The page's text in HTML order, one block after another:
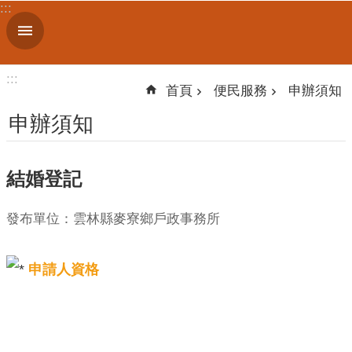
跳到主要內容區塊
進
階
關
介
民
:::
:::
首頁 便民服務 申辦須知
申辦須知
結婚登記
發布單位：雲林縣麥寮鄉戶政事務所
申請人資格